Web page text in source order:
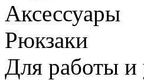
Аксессуары
Рюкзаки
Для работы и